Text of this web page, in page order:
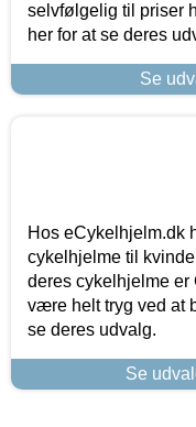
selvfølgelig til priser
her for at se deres
Se
Hos eCykelhjelm.dk
cykelhjelme til
deres cykelhjelme er
være helt tryg ved at
se deres udvalg.
Se